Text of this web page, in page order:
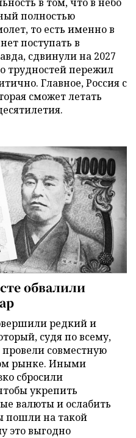
полностью
то есть именно в
поступать в
сдвинули на 2027
трудностей пережил
Главное, Россия с
сможет летать
обвалили
редкий и
судя по всему,
совместную
рынке. Иными
сбросили
укрепить
валюты и ослабить
пошли на такой
это выгодно